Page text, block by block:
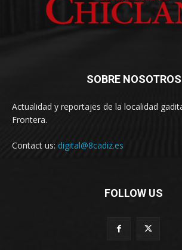
SOBRE NOSOTROS
Actualidad y reportajes de la localidad
Frontera.
Contact us: digital@8cadiz.es
FOLLOW US